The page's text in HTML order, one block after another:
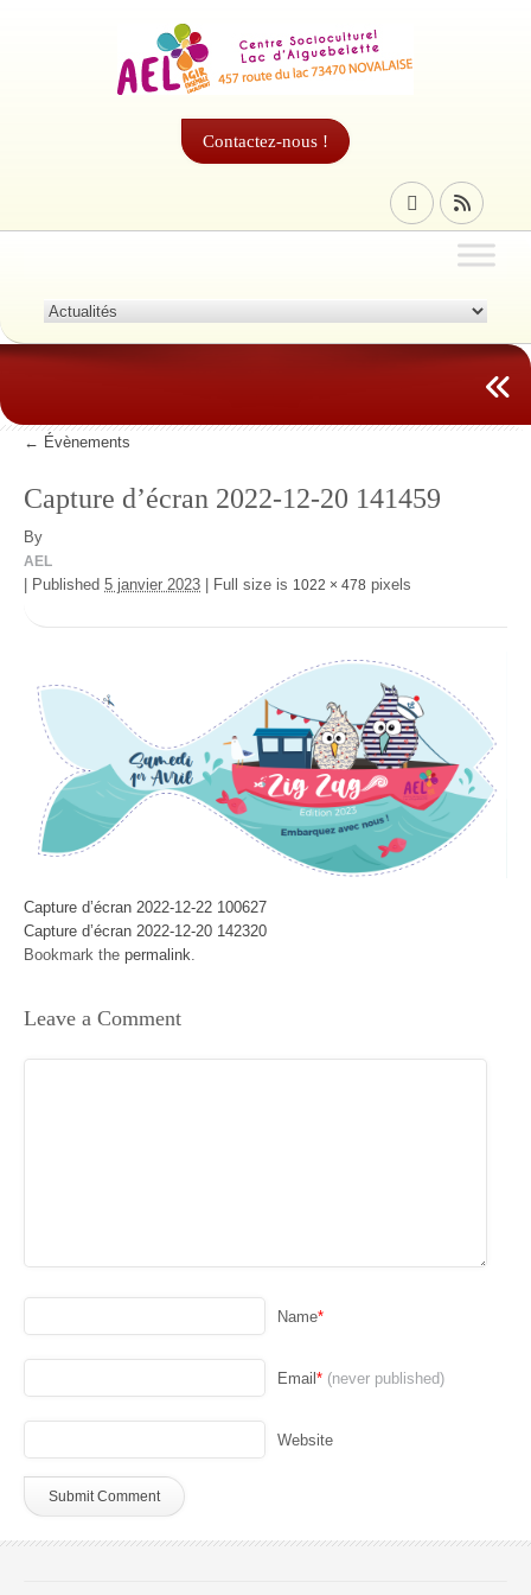
Contactez-nous !
← Évènements
Capture d’écran 2022-12-20 141459
By
AEL
Published 5 janvier 2023 Full size is 1022 × 478 pixels
Capture d’écran 2022-12-22 100627
Capture d’écran 2022-12-20 142320
Bookmark the permalink
Leave a Comment
Name*
Email * (never published)
Website